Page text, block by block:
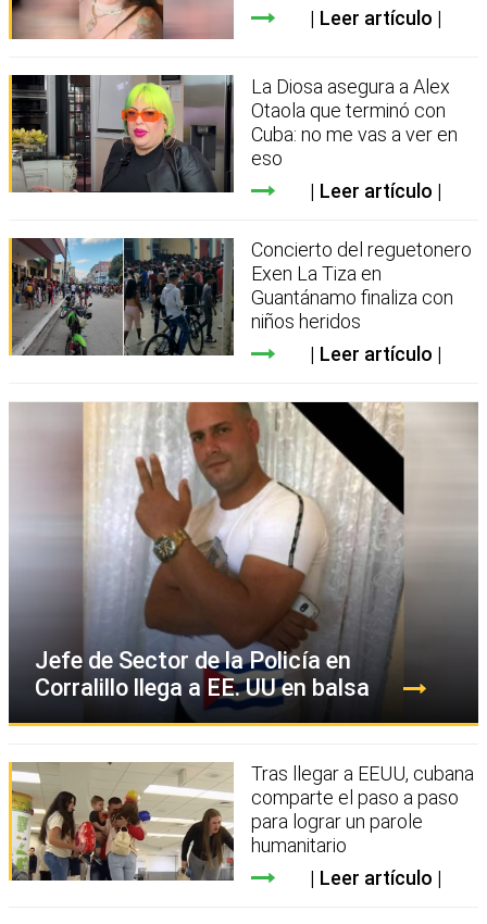
Leer artículo
La Diosa asegura a Alex
Otaola que terminó con
Cuba: no me vas a ver en
eso
Leer artículo
Concierto del reguetonero
Exen La Tiza en
Guantánamo finaliza con
niños heridos
Leer artículo
Jefe de Sector de la Policía en
Corralillo llega a EE. UU en balsa
Tras llegar a EEUU, cubana
comparte el paso a paso
para lograr un parole
humanitario
Leer artículo